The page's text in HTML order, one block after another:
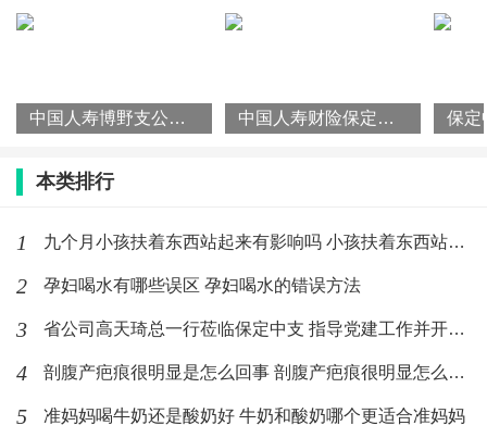
责任使命。
中国人寿博野支公司承办主题金融宣传
服务活动暖民心
金融消保宣教活动纪
(101)人喜欢 2026-03-24
保定中支联合高开区支公司开
展“3·15”金融消保集中宣传活动
中国人寿博野支公司承办主题金融宣传服务活动暖民心 中国人寿财险保定市各县支公司“3·15” 金融消保宣教活动纪
本类排行
1 九个月小孩扶着东西站起来有影响吗 小孩扶着东西站起来要注意什
2 孕妇喝水有哪些误区 孕妇喝水的错误方法
3 省公司高天琦总一行莅临保定中支 指导党建工作并开展年度 收官
4 剖腹产疤痕很明显是怎么回事 剖腹产疤痕很明显怎么消除
5 准妈妈喝牛奶还是酸奶好 牛奶和酸奶哪个更适合准妈妈